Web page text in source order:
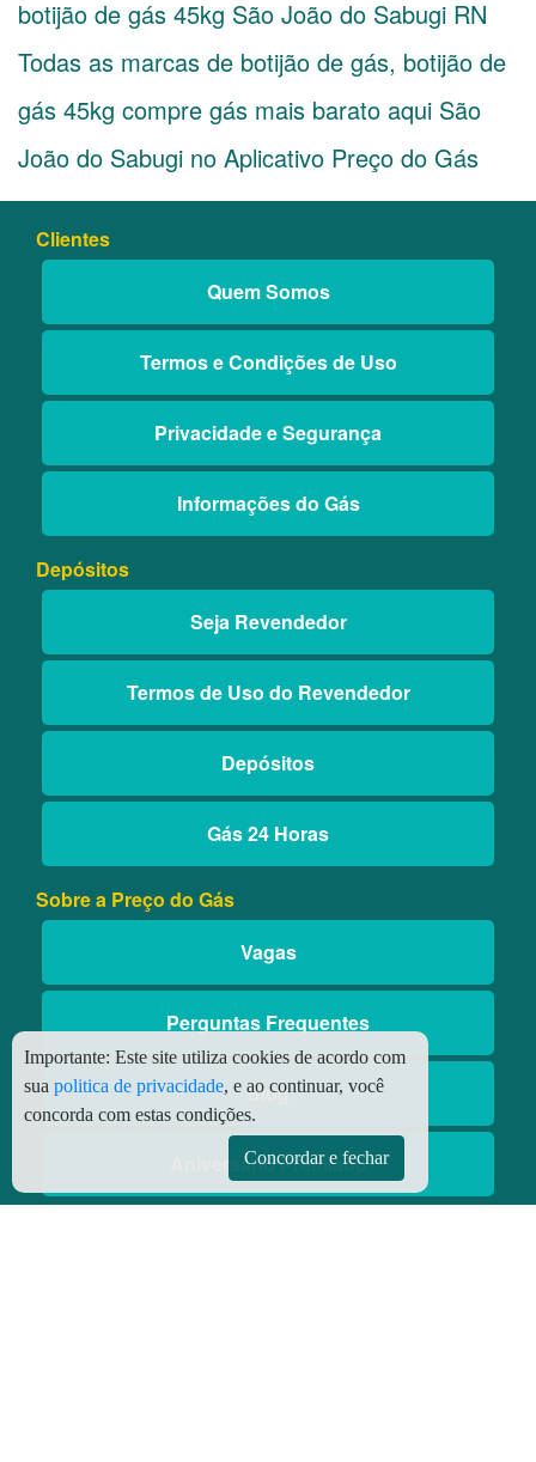
botijão de gás 45kg São João do Sabugi RN
Todas as marcas de botijão de gás, botijão de
gás 45kg compre gás mais barato aqui São
João do Sabugi no Aplicativo Preço do Gás
Clientes
Quem Somos
Termos e Condições de Uso
Privacidade e Segurança
Informações do Gás
Depósitos
Seja Revendedor
Termos de Uso do Revendedor
Depósitos
Gás 24 Horas
Sobre a Preço do Gás
Vagas
Perguntas Frequentes
Blog
Aniversário Premiado
Importante: Este site utiliza cookies de acordo com
sua politica de privacidade, e ao continuar, você
concorda com estas condições.
Concordar e fechar